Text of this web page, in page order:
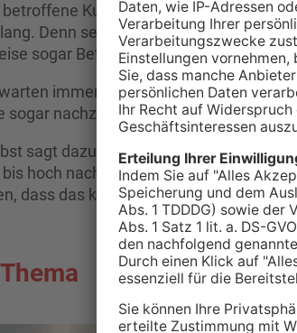
betroffene Kunden liefen mit Polizei-
Denn seit der bekanntgegebenen
sogar Betrug vor.
immernoch auf die bestellten
sogar nachzahlen.
sagt dazu, dass es sich hierbei um
hoch nach Brüssel auf EU Ebene. Er
dass das keiner so gewollt habe.